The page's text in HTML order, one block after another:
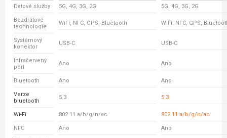
Datové služby
5G, 4G, 3G, 2G 5G, 4G, 3G, 2G
Bezdrátové
technologie
WiFi, NFC, GPS, Bluetooth WiFi, NFC, GPS,
Systémový
konektor
USB-C USB-C
Infračervený
port
Ano Ano
Bluetooth Ano Ano
Verze
bluetooth
5.3 5.3
Wi-Fi 802.11 a/b/g/n/ac 802.11 a/b/g/n/ac
NFC Ano Ano